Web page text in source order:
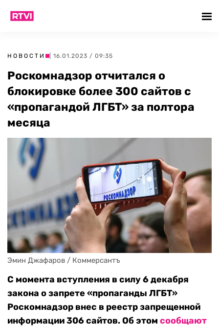
НОВОСТИ | 16.01.2023 / 09:35
Роскомнадзор отчитался о
блокировке более 300 сайтов с
«пропагандой ЛГБТ» за полтора
месяца
Эмин Джафаров / Коммерсантъ
С момента вступления в силу 6 декабря
закона о запрете «пропаганды ЛГБТ»
Роскомнадзор внес в реестр запрещенной
информации 306 сайтов. Об этом сообщают